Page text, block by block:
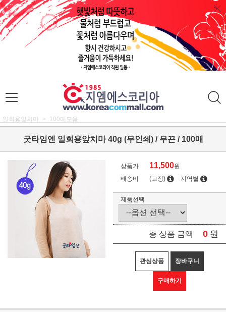
일회용앞치마 100매모음
굿타임엔 일회용앞치마 40g (무인쇄) / 무끈 / 100매
상품가 11,500원
배송비
(고정) 지역별
제품선택
총 상품 금액 0 원
관심상품 장바구니
구매하기